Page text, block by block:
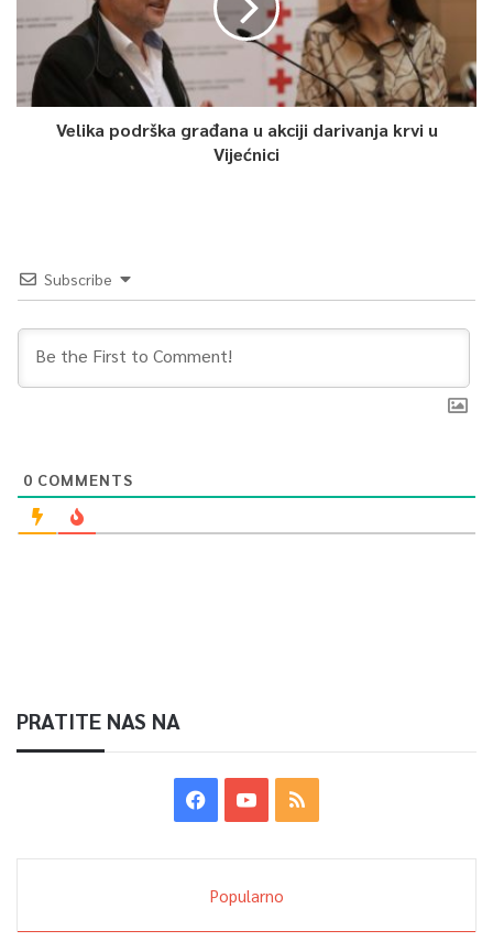
Article Rating
Velika podrška građana u akciji darivanja krvi u
Vijećnici
Subscribe
0 COMMENTS
PRATITE NAS NA
Popularno